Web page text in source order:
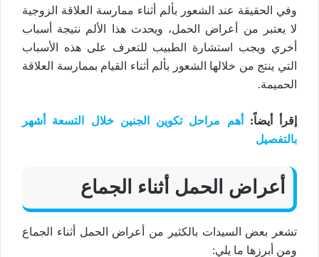
وفي الحقيقة عند الشعور بألم أثناء ممارسة العلاقة الزوجية
لا يعتبر من أعراض الحمل، ويحدث هذا الألم نتيجة أسباب
أخري ويجب استشارة الطبيب للتعرف على هذه الأسباب
التي ينتج من خلالها الشعور بألم أثناء القيام بممارسة العلاقة
الحميمة.
إقرأ أيضاً:
أهم مراحل تكوين الجنين خلال التسعة أشهر
بالتفصيل
أعراض الحمل أثناء الجماع
تشعر بعض السيدات بالكثير من أعراض الحمل أثناء الجماع
ومن أبرزها ما يلي: